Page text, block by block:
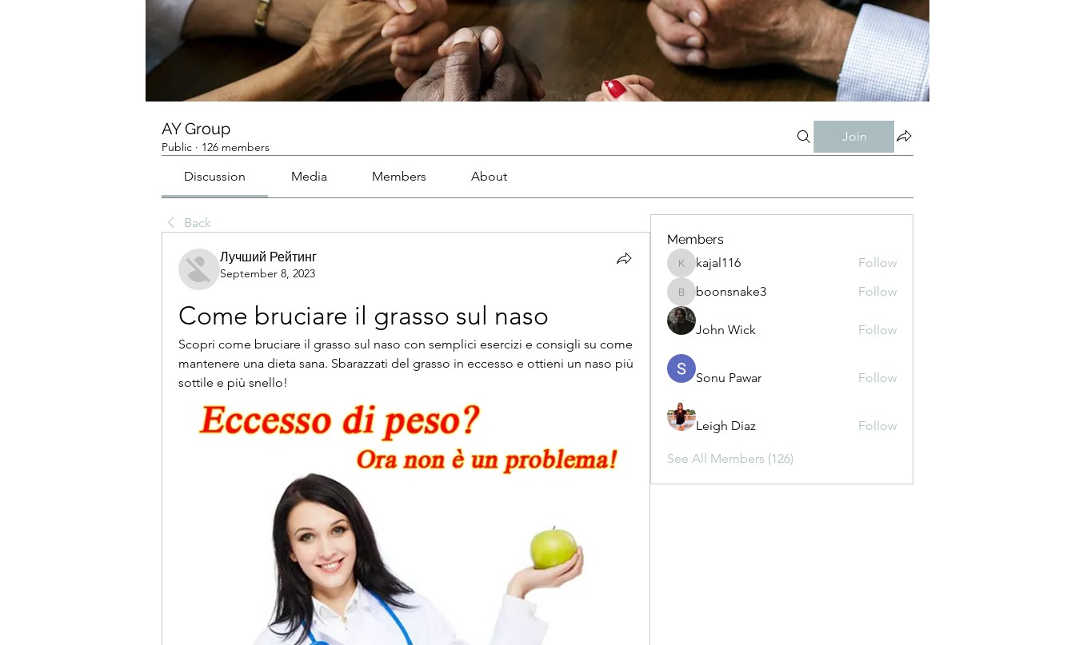
AY Group
Public · 126 members
Join
Discussion Media Members About
Back
Лучший Рейтинг
September 8, 2023
Come bruciare il grasso sul naso
Scopri come bruciare il grasso sul naso con semplici esercizi e consigli su come
mantenere una dieta sana. Sbarazzati del grasso in eccesso e ottieni un naso più
sottile e più snello!
Members
kajal116
kajal116 Follow
boonsnake3
boonsnake3 Follow
John Wick Follow
Sonu Pawar Follow
Leigh Diaz Follow
See All Members (126)